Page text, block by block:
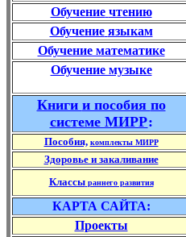
Обучение чтению
Обучение языкам
Обучение математике
Обучение музыке
Книги и пособия по
системе МИРР:
Пособия, комплекты МИРР
Здоровье и закаливание
Классы раннего развития
КАРТА САЙТА:
Проекты